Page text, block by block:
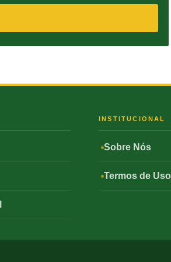
INSTITUCIONAL
Sobre Nós
Termos de Uso